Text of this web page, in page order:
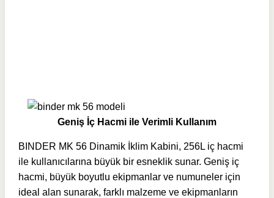
Geniş İç Hacmi ile Verimli Kullanım
BINDER MK 56 Dinamik İklim Kabini, 256L iç hacmi
ile kullanıcılarına büyük bir esneklik sunar. Geniş iç
hacmi, büyük boyutlu ekipmanlar ve numuneler için
ideal alan sunarak, farklı malzeme ve ekipmanların